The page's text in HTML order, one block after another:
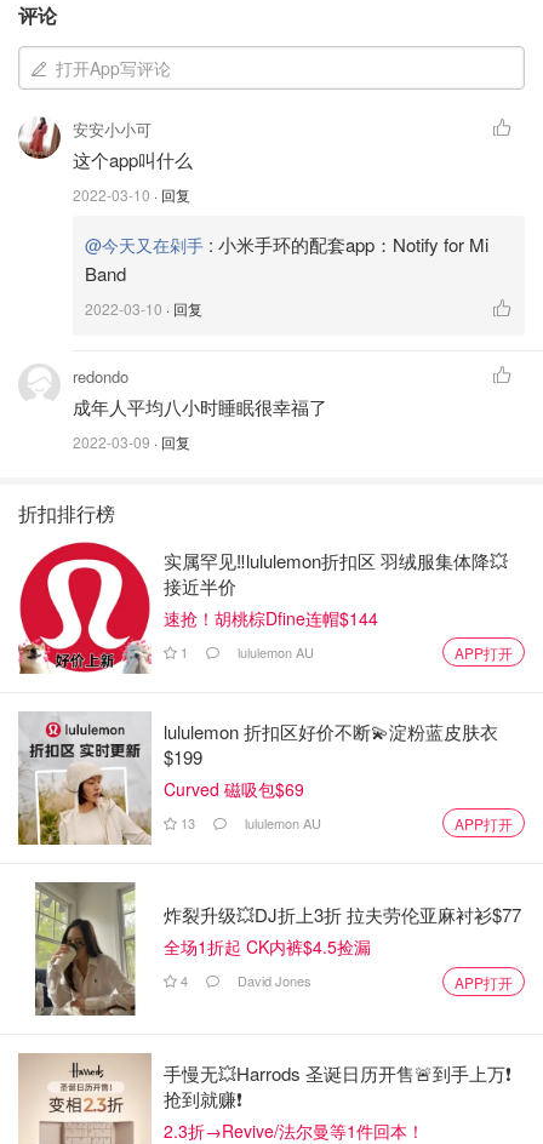
评论
打开App写评论
安安小小可
这个app叫什么
2022-03-10 · 回复
@今天又在剁手 : 小米手环的配套app：Notify for Mi
Band
2022-03-10 · 回复
redondo
成年人平均八小时睡眠很幸福了
2022-03-09 · 回复
折扣排行榜
实属罕见‼️lululemon折扣区 羽绒服集体降💥
接近半价
速抢！胡桃棕Dfine连帽$144
1 lululemon AU APP打开
lululemon 折扣区好价不断💫淀粉蓝皮肤衣
$199
Curved 磁吸包$69
13 lululemon AU APP打开
炸裂升级💥DJ折上3折 拉夫劳伦亚麻衬衫$77
全场1折起 CK内裤$4.5捡漏
4 David Jones APP打开
手慢无💥Harrods 圣诞日历开售🚨到手上万❗️
抢到就赚❗️
2.3折→Revive/法尔曼等1件回本！